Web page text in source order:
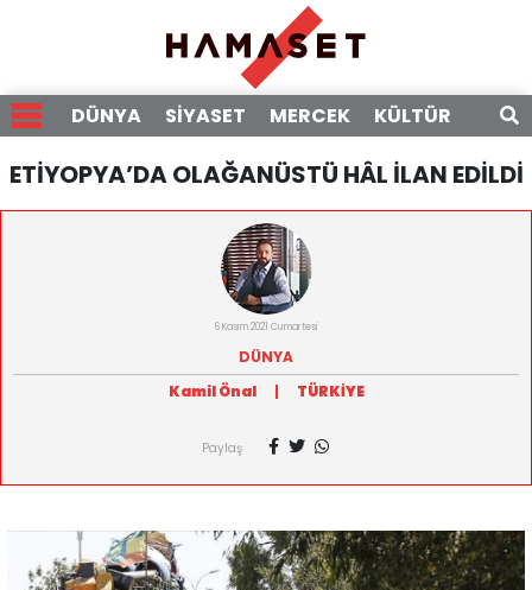
DÜNYA SİYASET MERCEK KÜLTÜR
ETİYOPYA’DA OLAĞANÜSTÜ HÂL İLAN EDİLDİ
6 Kasım 2021 Cumartesi
DÜNYA
Kamil Önal
| TÜRKİYE
Paylaş